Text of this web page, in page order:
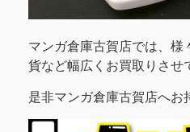
マンガ倉庫古賀店では、様
貨など幅広くお買取りさせ
是非マンガ倉庫古賀店へお